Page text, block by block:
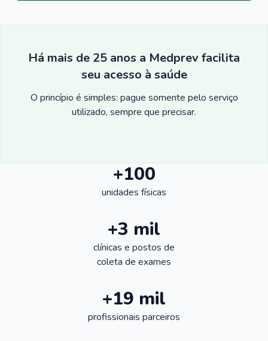
Há mais de 25 anos a Medprev facilita
seu acesso à saúde
O princípio é simples: pague somente pelo serviço
utilizado, sempre que precisar.
+100
unidades físicas
+3 mil
clínicas e postos de
coleta de exames
+19 mil
profissionais parceiros